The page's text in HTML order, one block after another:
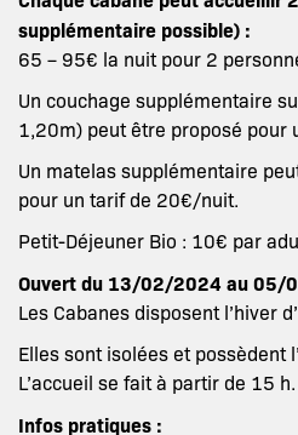
supplémentaire possible) :
65 – 95€ la nuit pour 2
Un couchage supplémentaire
1,20m) peut être proposé pour
Un matelas supplémentaire
pour un tarif de 20€/nuit.
Petit-Déjeuner Bio : 10€ par
Ouvert du 13/02/2024 au 05/
Les Cabanes disposent l’hiver
Elles sont isolées et possèdent
L’accueil se fait à partir de 15 h.
Infos pratiques :